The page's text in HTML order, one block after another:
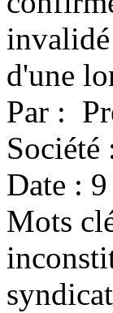
d'une
Par :
Société
Date :
Mots